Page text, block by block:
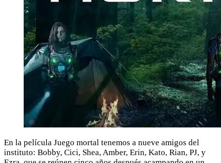
En la película Juego mortal tenemos a nueve amigos del
instituto: Bobby, Cici, Shea, Amber, Erin, Kato, Rian, PJ, y